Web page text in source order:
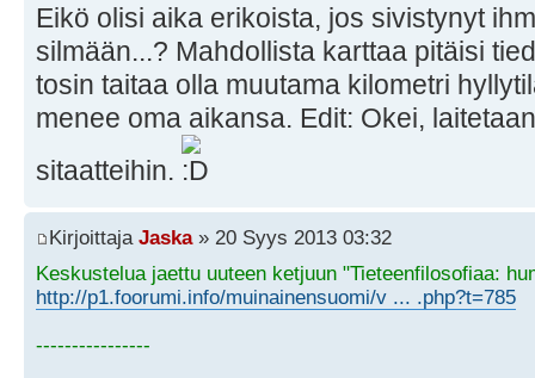
Eikö olisi aika erikoista, jos sivistynyt
silmään...? Mahdollista karttaa pitäisi
tosin taitaa olla muutama kilometri
menee oma aikansa. Edit: Okei,
sitaatteihin.
Kirjoittaja Jaska» 20 Syys 2013 03:32
Keskustelua jaettu uuteen ketjuun "Tieteenfilosofiaa:
http://p1.foorumi.info/muinainensuomi/v ... .php?t=785
----------------